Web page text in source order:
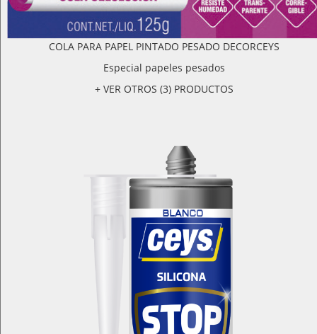
COLA PARA PAPEL PINTADO PESADO DECORCEYS
Especial papeles pesados
+ VER OTROS (3) PRODUCTOS